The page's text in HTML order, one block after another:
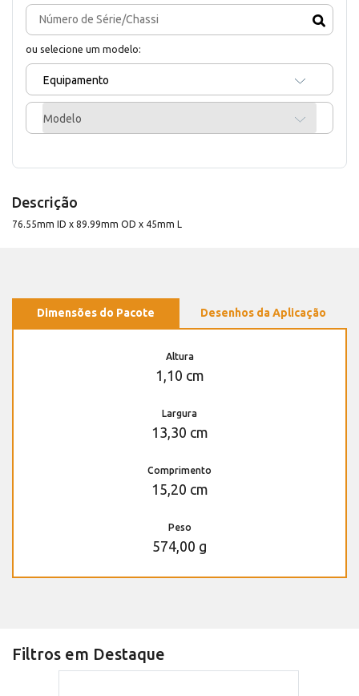
ou selecione um modelo:
Equipamento
Modelo
Descrição
76.55mm ID x 89.99mm OD x 45mm L
Dimensões do Pacote Desenhos da Aplicação
Altura
1,10 cm
Largura
13,30 cm
Comprimento
15,20 cm
Peso
574,00 g
Filtros em Destaque